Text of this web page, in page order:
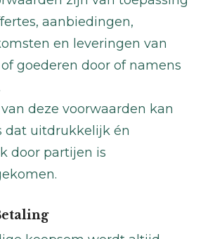
aanbiedingen,
en leveringen van
goederen door of namens
deze voorwaarden kan
dat uitdrukkelijk én
door partijen is